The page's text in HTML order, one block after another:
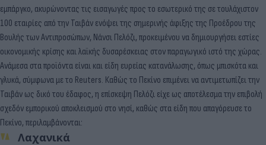
εμπάργκο, ακυρώνοντας τις εισαγωγές προς το εσωτερικό της σε τουλάχιστον
100 εταιρίες από την Ταιβάν ενόψει της σημερινής άφιξης της Προέδρου της
Βουλής των Αντιπροσώπων, Νάνσι Πελόζι, προκειμένου να δημιουργήσει εστίες
οικονομικής κρίσης και λαϊκής δυσαρέσκειας στον παραγωγικό ιστό της χώρας.
Ανάμεσα στα προϊόντα είναι και είδη ευρείας κατανάλωσης, όπως μπισκότα και
γλυκά, σύμφωνα με το Reuters. Καθώς το Πεκίνο επιμένει να αντιμετωπίζει την
Ταιβάν ως δικό του έδαφος, η επίσκεψη Πελόζι είχε ως αποτέλεσμα την επιβολή
σχεδόν εμπορικού αποκλεισμού στο νησί, καθώς στα είδη που απαγόρευσε το
Πεκίνο, περιλαμβάνονται:
Λαχανικά